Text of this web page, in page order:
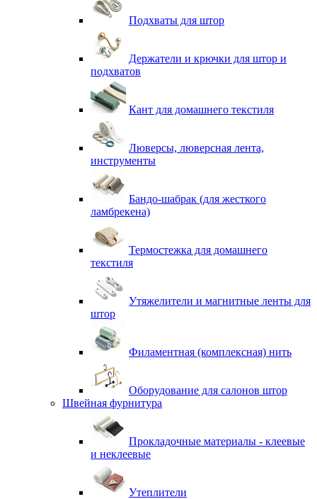
Подхваты для штор
Держатели и крючки для штор и
подхватов
Кант для домашнего текстиля
Люверсы, люверсная лента,
инструменты
Бандо-шабрак (для жесткого
ламбрекена)
Термостежка для домашнего
текстиля
Утяжелители и магнитные ленты для
штор
Филаментная (комплексная) нить
Оборудование для салонов штор
Швейная фурнитура
Прокладочные материалы - клеевые
и неклеевые
Утеплители